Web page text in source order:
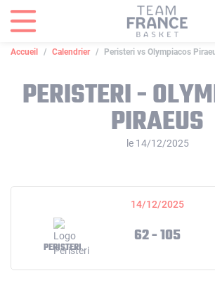
Accueil Calendrier Peristeri vs Olympiacos
PERISTERI -
PIRAEUS
le 14/12/2025
14/12/2025
PERISTERI
62 - 105
Panneau de gestion des cookies